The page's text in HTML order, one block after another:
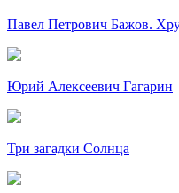
Павел Петрович Бажов.
Юрий Алексеевич Гагарин
Три загадки Солнца